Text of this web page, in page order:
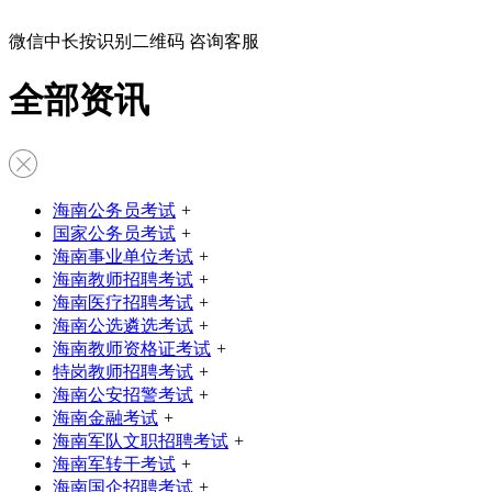
微信中长按识别二维码 咨询客服
全部资讯
海南公务员考试 +
国家公务员考试 +
海南事业单位考试 +
海南教师招聘考试 +
海南医疗招聘考试 +
海南公选遴选考试 +
海南教师资格证考试 +
特岗教师招聘考试 +
海南公安招警考试 +
海南金融考试 +
海南军队文职招聘考试 +
海南军转干考试 +
海南国企招聘考试 +